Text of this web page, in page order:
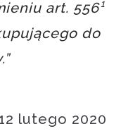
art. 556¹
do
lutego 2020